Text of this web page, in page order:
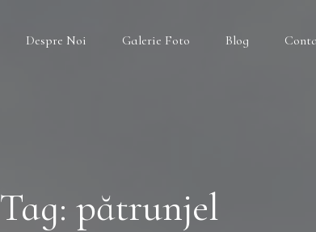
Despre Noi Galerie Foto Blog
Tag: pătrunjel